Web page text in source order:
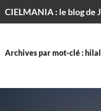
Archives par mot-clé : hilal